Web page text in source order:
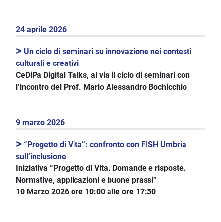
24 aprile 2026
> Un ciclo di seminari su innovazione nei contesti
culturali e creativi
CeDiPa Digital Talks, al via il ciclo di seminari con
l’incontro del Prof. Mario Alessandro Bochicchio
9 marzo 2026
> “Progetto di Vita”: confronto con FISH Umbria
sull’inclusione
Iniziativa “Progetto di Vita. Domande e risposte.
Normative, applicazioni e buone prassi”
10 Marzo 2026 ore 10:00 alle ore 17:30